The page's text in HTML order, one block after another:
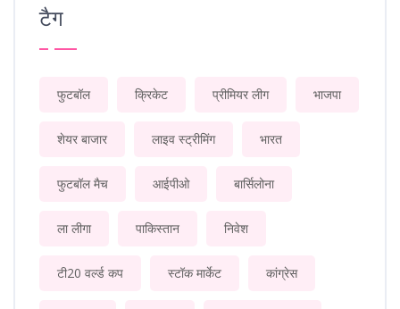
टैग
फुटबॉल क्रिकेट प्रीमियर लीग भाजपा
शेयर बाजार लाइव स्ट्रीमिंग भारत
फुटबॉल मैच आईपीओ बार्सिलोना
ला लीगा पाकिस्तान निवेश
टी20 वर्ल्ड कप स्टॉक मार्केट कांग्रेस